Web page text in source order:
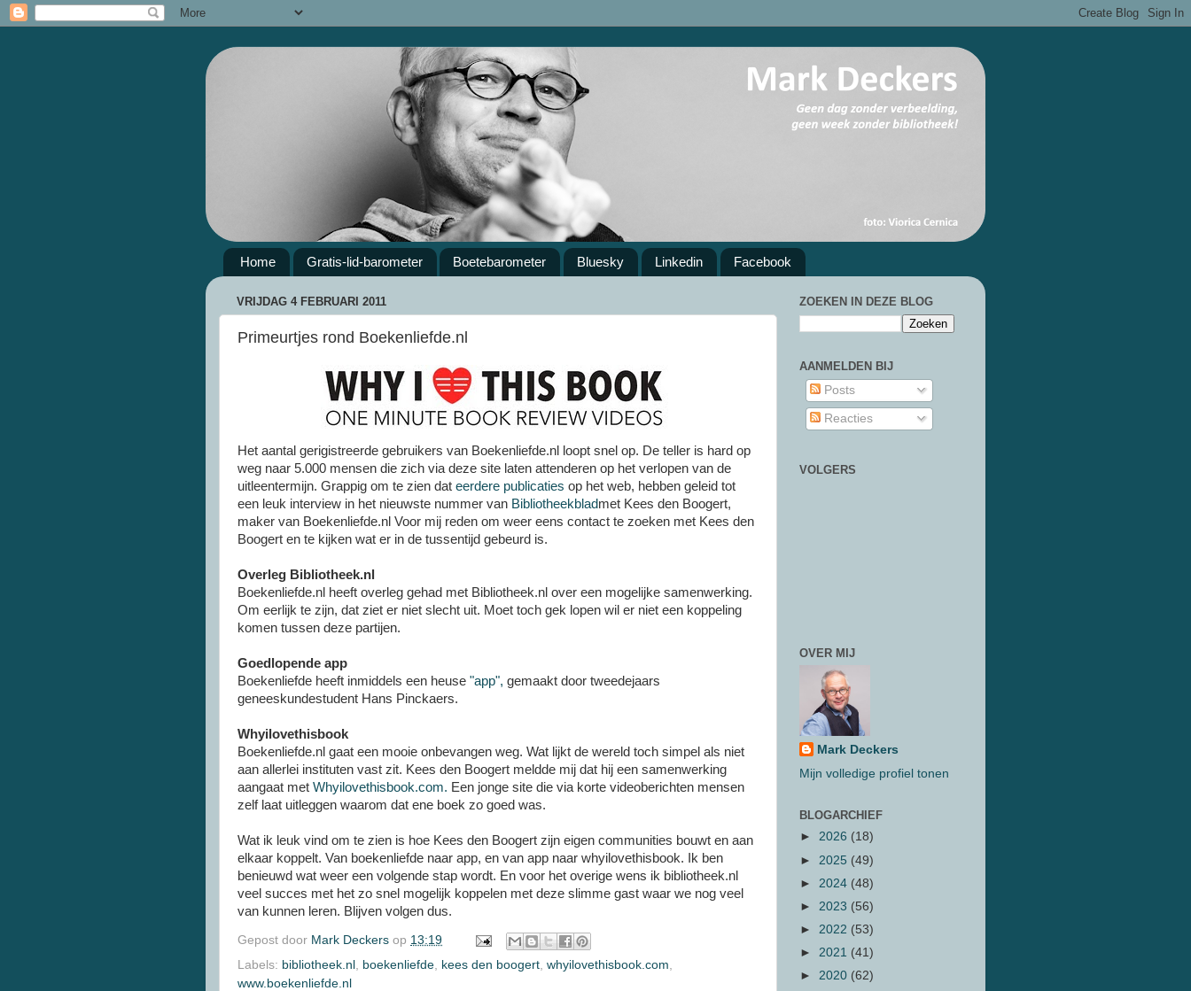
Home Gratis-lid-barometer Boetebarometer Bluesky Linkedin Facebook
VRIJDAG 4 FEBRUARI 2011
Primeurtjes rond Boekenliefde.nl
Het aantal gerigistreerde gebruikers van Boekenliefde.nl loopt snel op. De teller is hard op
weg naar 5.000 mensen die zich via deze site laten attenderen op het verlopen van de
uitleentermijn. Grappig om te zien dat eerdere publicaties op het web, hebben geleid tot
een leuk interview in het nieuwste nummer van Bibliotheekbladmet Kees den Boogert,
maker van Boekenliefde.nl Voor mij reden om weer eens contact te zoeken met Kees den
Boogert en te kijken wat er in de tussentijd gebeurd is.
Overleg Bibliotheek.nl
Boekenliefde.nl heeft overleg gehad met Bibliotheek.nl over een mogelijke samenwerking.
Om eerlijk te zijn, dat ziet er niet slecht uit. Moet toch gek lopen wil er niet een koppeling
komen tussen deze partijen.
Goedlopende app
Boekenliefde heeft inmiddels een heuse "app", gemaakt door tweedejaars
geneeskundestudent Hans Pinckaers.
Whyilovethisbook
Boekenliefde.nl gaat een mooie onbevangen weg. Wat lijkt de wereld toch simpel als niet
aan allerlei instituten vast zit. Kees den Boogert meldde mij dat hij een samenwerking
aangaat met Whyilovethisbook.com. Een jonge site die via korte videoberichten mensen
zelf laat uitleggen waarom dat ene boek zo goed was.
Wat ik leuk vind om te zien is hoe Kees den Boogert zijn eigen communities bouwt en aan
elkaar koppelt. Van boekenliefde naar app, en van app naar whyilovethisbook. Ik ben
benieuwd wat weer een volgende stap wordt. En voor het overige wens ik bibliotheek.nl
veel succes met het zo snel mogelijk koppelen met deze slimme gast waar we nog veel
van kunnen leren. Blijven volgen dus.
Gepost door Mark Deckers op 13:19
Labels: bibliotheek.nl boekenliefde kees den boogert whyilovethisbook.com
www.boekenliefde.nl
ZOEKEN IN DEZE BLOG
AANMELDEN BIJ
Posts
Reacties
VOLGERS
OVER MIJ
Mark Deckers
Mijn volledige profiel tonen
BLOGARCHIEF
► 2026 (18)
► 2025 (49)
► 2024 (48)
► 2023 (56)
► 2022 (53)
► 2021 (41)
► 2020 (62)